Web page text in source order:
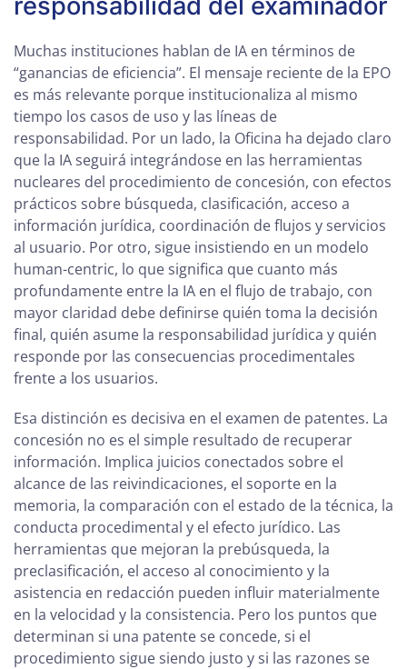
Muchas instituciones hablan de IA en términos de
“ganancias de eficiencia”. El mensaje reciente de la EPO
es más relevante porque institucionaliza al mismo
tiempo los casos de uso y las líneas de
responsabilidad. Por un lado, la Oficina ha dejado claro
que la IA seguirá integrándose en las herramientas
nucleares del procedimiento de concesión, con efectos
prácticos sobre búsqueda, clasificación, acceso a
información jurídica, coordinación de flujos y servicios
al usuario. Por otro, sigue insistiendo en un modelo
human-centric, lo que significa que cuanto más
profundamente entre la IA en el flujo de trabajo, con
mayor claridad debe definirse quién toma la decisión
final, quién asume la responsabilidad jurídica y quién
responde por las consecuencias procedimentales
frente a los usuarios.
Esa distinción es decisiva en el examen de patentes. La
concesión no es el simple resultado de recuperar
información. Implica juicios conectados sobre el
alcance de las reivindicaciones, el soporte en la
memoria, la comparación con el estado de la técnica, la
conducta procedimental y el efecto jurídico. Las
herramientas que mejoran la prebúsqueda, la
preclasificación, el acceso al conocimiento y la
asistencia en redacción pueden influir materialmente
en la velocidad y la consistencia. Pero los puntos que
determinan si una patente se concede, si el
procedimiento sigue siendo justo y si las razones se